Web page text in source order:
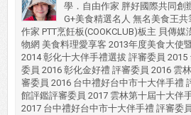
學．自由作家 胖好國際共同創
G+美食精選名人 無名美食王
作家 PTT烹飪板(COOKCLUB)板主 貝傳
物網 美食料理愛享客 2013年度美食大使
2014 彰化十大伴手禮選拔 評審委員
委員 2016 彰化金好禮 評審委員 2016 雲
審委員 2016 台中禮好台中市十大伴手禮
館評鑑評審委員 2017 雲林第十屆十大伴
2017 台中禮好台中市十大伴手禮 評審委